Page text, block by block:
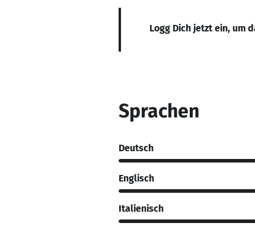
Logg Dich jetzt ein, um
Sprachen
Deutsch
Englisch
Italienisch